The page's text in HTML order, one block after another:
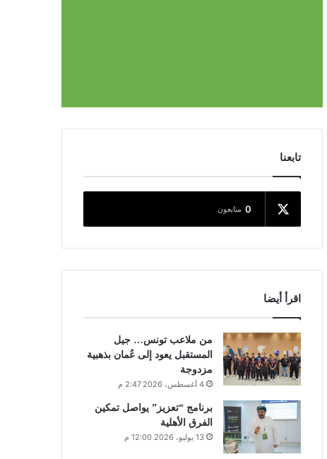
تابعنا
0 متابعون
اقرأ أيضا
من ملاعب تونس… جيل
المستقبل يعود إلى عُمان بذهبية
مزدوجة
4 أغسطس، 2026 2:47 م
برنامج “تعزيز” يواصل تمكين
الفرق الأهلية
13 يوليو، 2026 12:00 م